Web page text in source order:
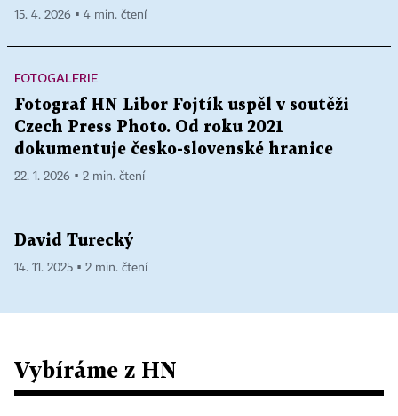
15. 4. 2026 ▪ 4 min. čtení
FOTOGALERIE
Fotograf HN Libor Fojtík uspěl v soutěži
Czech Press Photo. Od roku 2021
dokumentuje česko-slovenské hranice
22. 1. 2026 ▪ 2 min. čtení
David Turecký
14. 11. 2025 ▪ 2 min. čtení
Vybíráme z HN